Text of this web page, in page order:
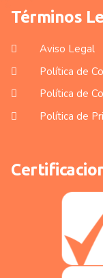
Términos
Aviso Legal
Política de
Política de
Política de